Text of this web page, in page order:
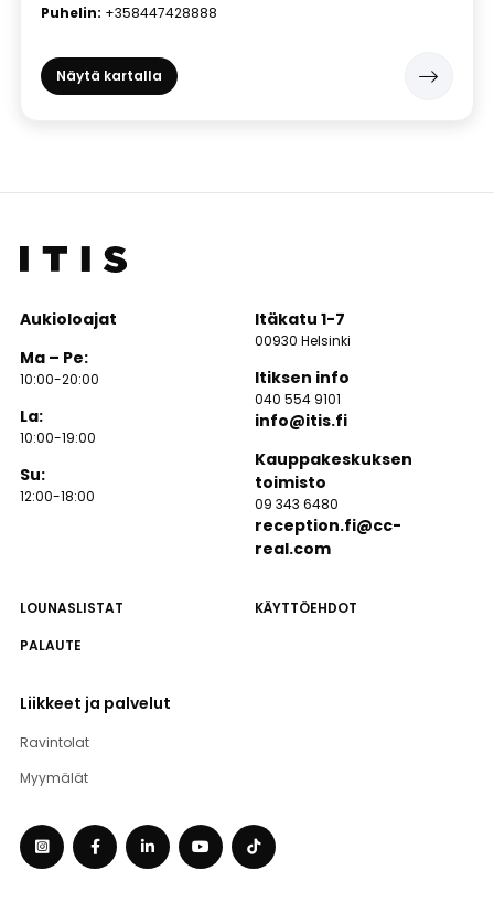
Puhelin: +358447428888
Näytä kartalla
LOUNASLISTAT
KÄYTTÖEHDOT
PALAUTE
Liikkeet ja palvelut
Ravintolat
Myymälät
Aukioloajat
Ma – Pe:
10:00-20:00
La:
10:00-19:00
Su:
12:00-18:00
Itäkatu 1-7
00930 Helsinki
Itiksen info
040 554 9101
info@itis.fi
Kauppakeskuksen
toimisto
09 343 6480
reception.fi@cc-
real.com